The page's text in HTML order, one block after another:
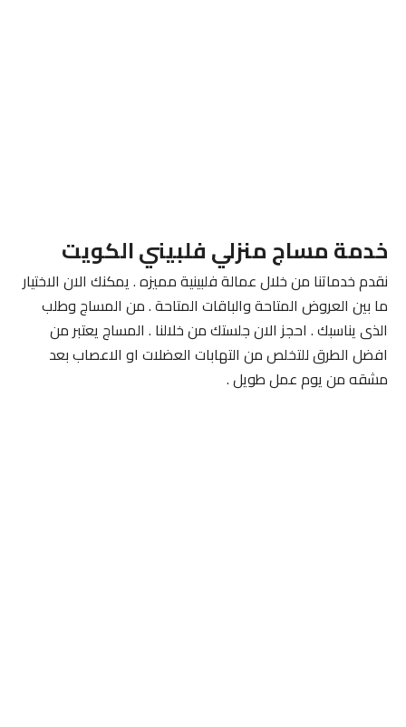
خدمة مساج منزلي فلبيني الكويت
نقدم خدماتنا من خلال عمالة فلبينية مميزه . يمكنك الان الاختيار
ما بين العروض المتاحة والباقات المتاحة . من المساج وطلب
الذى يناسبك . احجز الان جلستك من خلالنا . المساج يعتبر من
افضل الطرق للتخلص من التهابات العضلات او الاعصاب بعد
مشقه من يوم عمل طويل .